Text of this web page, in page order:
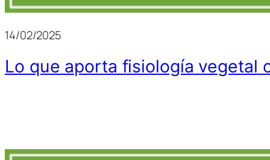
14/02/2025
Lo que aporta fisiología vegetal